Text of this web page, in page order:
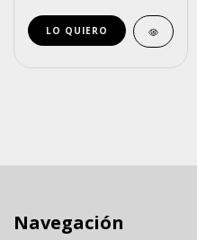
LO QUIERO
Navegación